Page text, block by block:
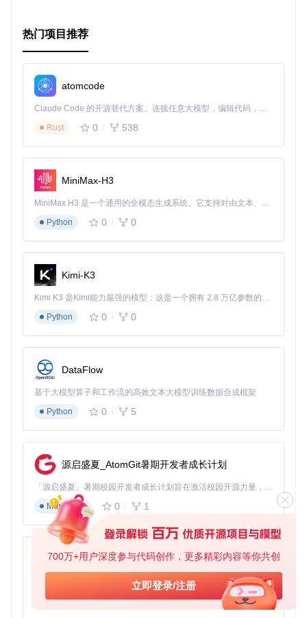
700万+用户深度参与代码创作，更多精彩内容等你共创
立即登录/注册
热门项目推荐
atomcode
Claude Code 的开源替代方案。连接任意大模型，编辑代码，运行命令，自动验证 — 全自动执行。用 Rust 构建，极致性能。 ｜ An open-source alternative to Claude Code. Connect any LLM, edit code, run commands, and verify changes — autonomously. Built in Rust for speed. Get Started
Rust
0 538
MiniMax-H3
MiniMax H3 是一个通用的全模态生成系统。它支持对由文本、图像、视频和音频组成的多模态上下文进行统一理解，并能生成分辨率高达 2K、时长可达 15 秒的带原生立体声音频的视频。得益于面向任务泛化的系统设计，H3 在预训练阶段就已具备广泛的多模态上下文理解与生成能力，能够出色地执行复杂的多模态指令。
Python
0 0
Kimi-K3
Kimi K3 是Kimi能力最强的模型：这是一个拥有 2.8 万亿参数的混合专家（MoE）模型，具备原生视觉理解能力，并支持 100 万 token 的上下文窗口。
Python
0 0
DataFlow
基于大模型算子和工作流的高效文本大模型训练数据合成框架
Python
0 5
源启盛夏_AtomGit暑期开发者成长计划
「源启盛夏」暑期校园开发者成长计划旨在激活校园开源力量，通过积分激励、认证扶持、资源倾斜等形式，引导高校组织和开发者完成「入驻 — 建项目 — 做贡献 — 获认证 — 得资源」的完整闭环。无论你是想带领社团入驻平台的组织者，还是希望用代码贡献证明自己的开发者，都能在这里找到属于你的成长路径。
Markdown
0 1
py-xiaozhi
基于Python的Xiaozhi AI，适用于想要完整Xiaozhi体验而无需拥有专用硬件的用户。
Python
0 1